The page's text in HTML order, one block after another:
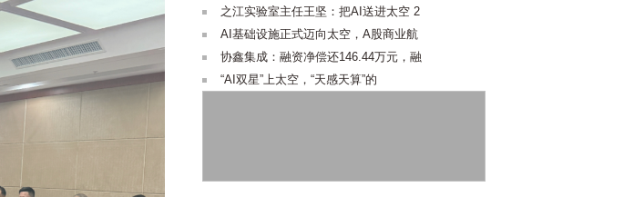
之江实验室主任王坚：把AI送进太空 2
AI基础设施正式迈向太空，A股商业航
协鑫集成：融资净偿还146.44万元，融
“AI双星”上太空，“天感天算”的